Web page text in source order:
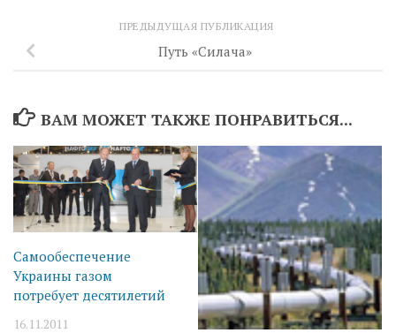
ПРЕДЫДУЩАЯ ПУБЛИКАЦИЯ
Путь «Силача»
ВАМ МОЖЕТ ТАКЖЕ ПОНРАВИТЬСЯ...
Самообеспечение
Украины газом
потребует десятилетий
16.11.2011